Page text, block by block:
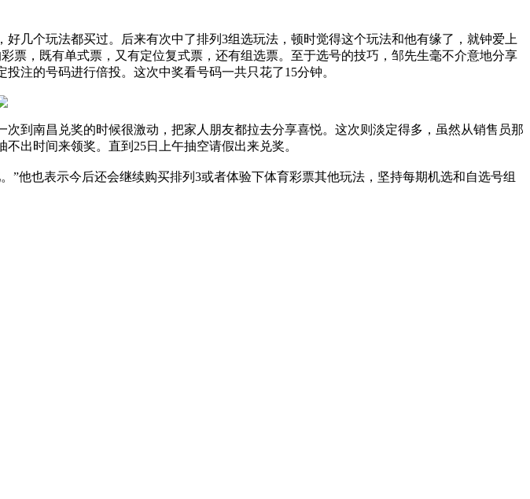
几个玩法都买过。后来有次中了排列3组选玩法，顿时觉得这个玩法和他有缘了，就钟爱上
票，既有单式票，又有定位复式票，还有组选票。至于选号的技巧，邹先生毫不介意地分享
注的号码进行倍投。这次中奖看号码一共只花了15分钟。
到南昌兑奖的时候很激动，把家人朋友都拉去分享喜悦。这次则淡定得多，虽然从销售员那
出时间来领奖。直到25日上午抽空请假出来兑奖。
他也表示今后还会继续购买排列3或者体验下体育彩票其他玩法，坚持每期机选和自选号组